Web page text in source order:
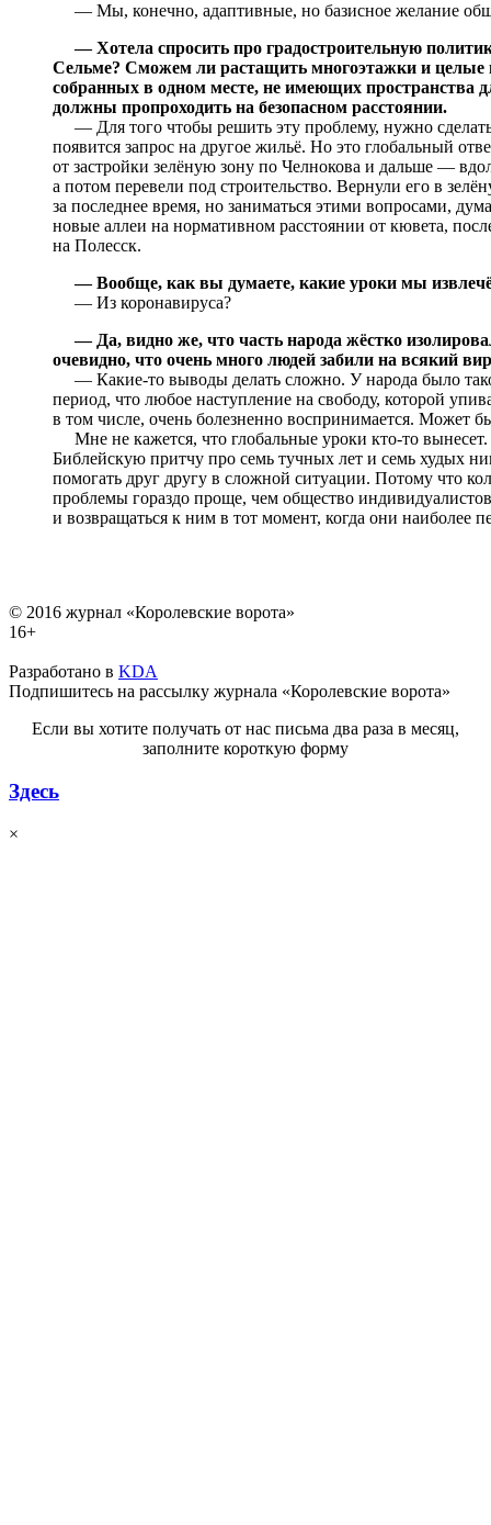
— Мы, конечно, адаптивные, но базисное желание
— Хотела спросить про градостроительную
Сельме? Сможем ли растащить многоэтажки и
собранных в одном месте, не имеющих
должны пропроходить на безопасном расстоянии.
— Для того чтобы решить эту проблему, нужно
появится запрос на другое жильё. Но это глобальный
от застройки зелёную зону по Челнокова и дальше —
а потом перевели под строительство. Вернули его в
за последнее время, но заниматься этими вопросами,
новые аллеи на нормативном расстоянии от кювета,
на Полесск.
— Вообще, как вы думаете, какие уроки мы
— Из коронавируса?
— Да, видно же, что часть народа жёстко
очевидно, что очень много людей забили на всякий
— Какие-то выводы делать сложно. У народа было
период, что любое наступление на свободу, которой
в том числе, очень болезненно воспринимается. Может
Мне не кажется, что глобальные уроки кто-то вынесет.
Библейскую притчу про семь тучных лет и семь худых
помогать друг другу в сложной ситуации. Потому что
проблемы гораздо проще, чем общество
и возвращаться к ним в тот момент, когда они наиболее
© 2016 журнал «Королевские ворота»
16+
Разработано в KDA
Подпишитесь на рассылку журнала «Королевские ворота»
Если вы хотите получать от нас письма два раза в месяц,
заполните короткую форму
Здесь
×